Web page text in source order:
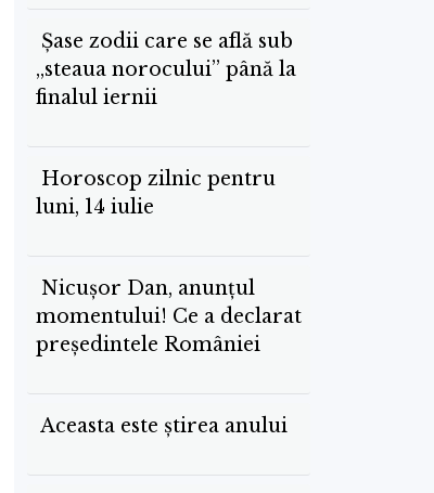
Şase zodii care se află sub
„steaua norocului” până la
finalul iernii
Horoscop zilnic pentru
luni, 14 iulie
Nicușor Dan, anunțul
momentului! Ce a declarat
președintele României
Aceasta este știrea anului